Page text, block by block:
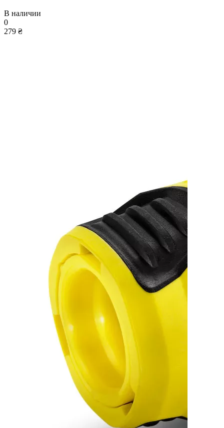
В наличии
0
279 ₴